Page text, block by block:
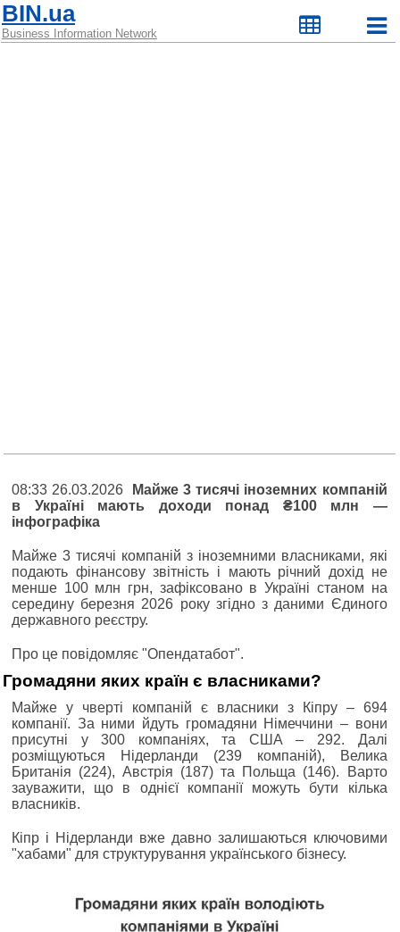
BIN.ua
Business Information Network
08:33 26.03.2026
Майже 3 тисячі іноземних компаній
в Україні мають доходи понад ₴100 млн —
інфографіка
Майже 3 тисячі компаній з іноземними власниками, які
подають фінансову звітність і мають річний дохід не
менше 100 млн грн, зафіксовано в Україні станом на
середину березня 2026 року згідно з даними Єдиного
державного реєстру.
Про це повідомляє "Опендатабот".
Громадяни яких країн є власниками?
Майже у чверті компаній є власники з Кіпру ‒ 694
компанії. За ними йдуть громадяни Німеччини ‒ вони
присутні у 300 компаніях, та США ‒ 292. Далі
розміщуються Нідерланди (239 компаній), Велика
Британія (224), Австрія (187) та Польща (146). Варто
зауважити, що в однієї компанії можуть бути кілька
власників.
Кіпр і Нідерланди вже давно залишаються ключовими
"хабами" для структурування українського бізнесу.